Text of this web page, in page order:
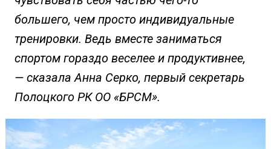
большего, чем просто индивидуальные
тренировки. Ведь вместе заниматься
спортом гораздо веселее и продуктивнее,
— сказала Анна Серко, первый секретарь
Полоцкого РК ОО «БРСМ».